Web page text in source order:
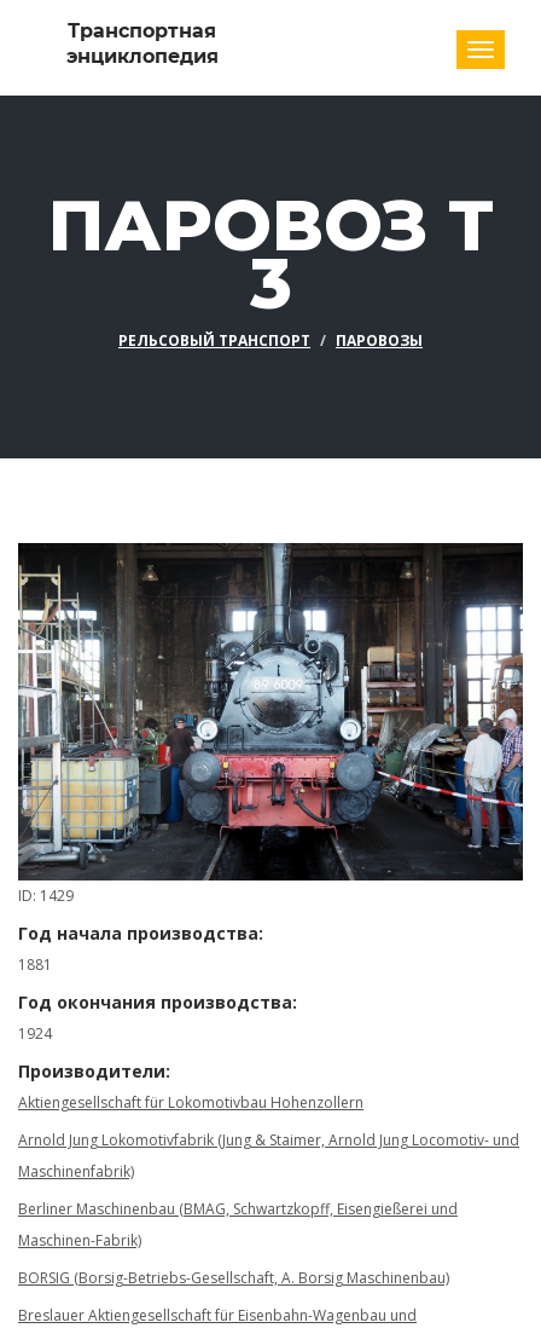
ПАРОВОЗ T
3
РЕЛЬСОВЫЙ ТРАНСПОРТ ПАРОВОЗЫ
ID: 1429
Год начала производства:
1881
Год окончания производства:
1924
Производители:
Aktiengesellschaft für Lokomotivbau Hohenzollern
Arnold Jung Lokomotivfabrik (Jung & Staimer, Arnold Jung Locomotiv- und
Maschinenfabrik)
Berliner Maschinenbau (BMAG, Schwartzkopff, Eisengießerei und
Maschinen-Fabrik)
BORSIG (Borsig-Betriebs-Gesellschaft, A. Borsig Maschinenbau)
Breslauer Aktiengesellschaft für Eisenbahn-Wagenbau und